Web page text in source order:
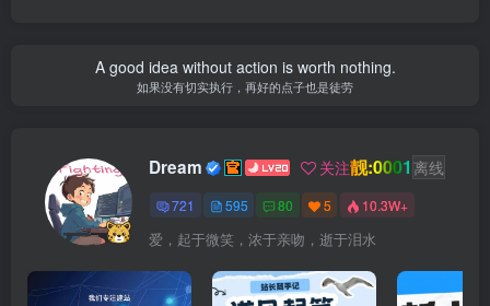
A good idea without action is worth nothing.
如果没有切实执行，再好的点子也是徒劳
Dream 关注靓:0001 离线
721 595 80 5 10.3W+
爱，起于微笑，浓于亲吻，逝于泪水